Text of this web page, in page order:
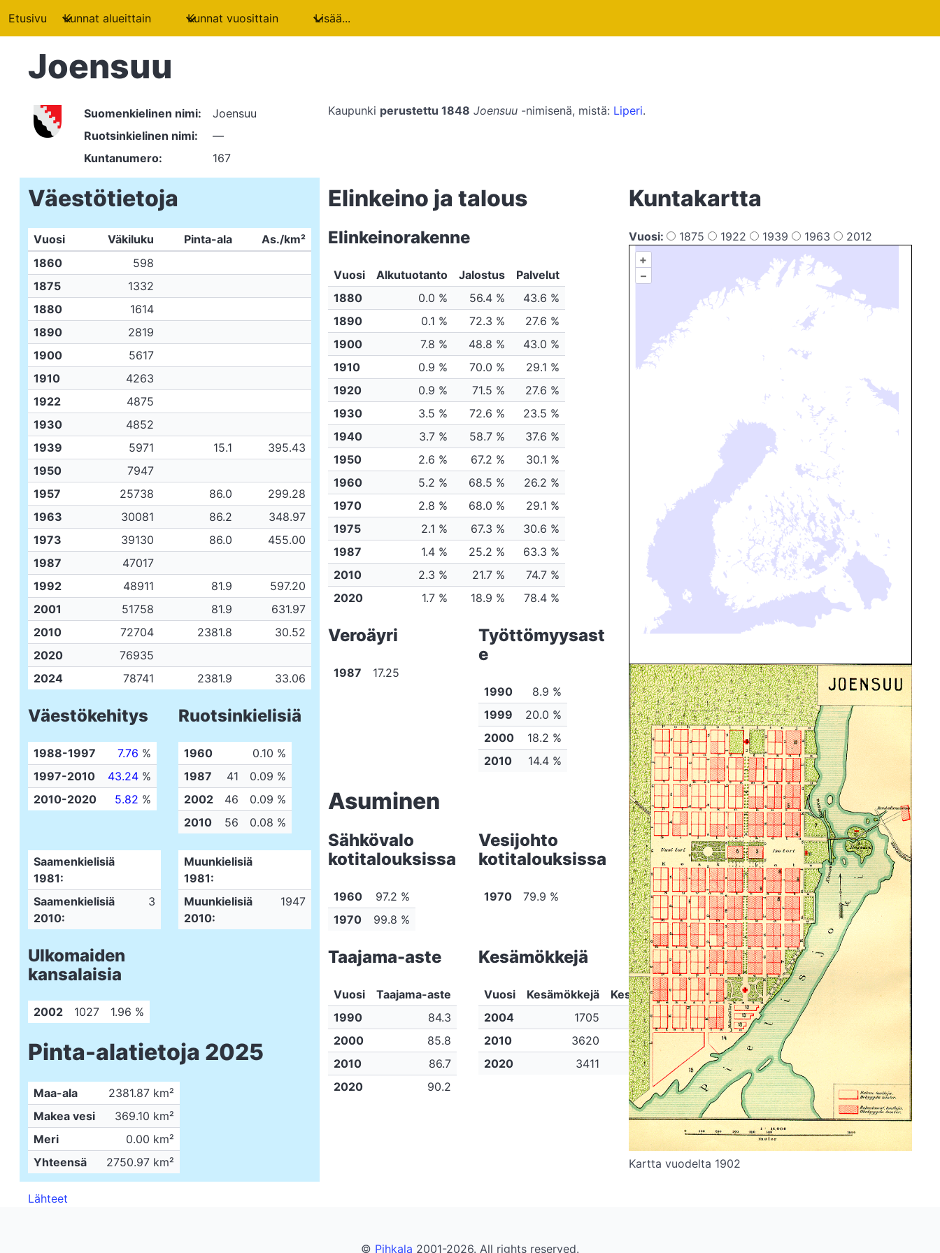
Etusivu Kunnat alueittain Kunnat vuosittain Lisää...
Joensuu
Suomenkielinen nimi:
Joensuu
Ruotsinkielinen nimi:
—
Kuntanumero:
167
Kaupunki perustettu 1848 Joensuu -nimisenä, mistä: Liperi.
Väestötietoja
Vuosi Väkiluku Pinta-ala
As./km²
1860
598
1875
1332
1880
1614
1890
2819
1900
5617
1910
4263
1922
4875
1930
4852
1939
5971 15.1
395.43
1950
7947
1957
25738 86.0
299.28
1963
30081 86.2
348.97
1973
39130 86.0
455.00
1987
47017
1992
48911 81.9
597.20
2001
51758 81.9
631.97
2010
72704 2381.8
30.52
2020
76935
2024
78741 2381.9 33.06
Väestökehitys
1988-1997 7.76 %
1997-2010
43.24 %
2010-2020
5.82 %
Ruotsinkielisiä
1960
0.10 %
1987
41
0.09 %
2002
46
0.09 %
2010
56 0.08 %
Saamenkielisiä
1981:
Saamenkielisiä
2010:
3
Muunkielisiä
1981:
Muunkielisiä
2010:
1947
Ulkomaiden
kansalaisia
2002 1027 1.96 %
Pinta-alatietoja 2025
Maa-ala
2381.87 km²
Makea vesi
369.10 km²
Meri
0.00 km²
Yhteensä
2750.97 km²
Elinkeino ja talous
Elinkeinorakenne
Vuosi Alkutuotanto Jalostus
Palvelut
1880
0.0 % 56.4 %
43.6 %
1890
0.1 % 72.3 %
27.6 %
1900
7.8 % 48.8 %
43.0 %
1910
0.9 % 70.0 %
29.1 %
1920
0.9 % 71.5 %
27.6 %
1930
3.5 % 72.6 %
23.5 %
1940
3.7 % 58.7 %
37.6 %
1950
2.6 % 67.2 %
30.1 %
1960
5.2 % 68.5 %
26.2 %
1970
2.8 % 68.0 %
29.1 %
1975
2.1 % 67.3 %
30.6 %
1987
1.4 % 25.2 %
63.3 %
2010
2.3 % 21.7 %
74.7 %
2020
1.7 % 18.9 % 78.4 %
Veroäyri
1987 17.25
Työttömyysast
e
1990
8.9 %
1999
20.0 %
2000
18.2 %
2010
14.4 %
Asuminen
Sähkövalo
kotitalouksissa
1960
97.2 %
1970
99.8 %
Vesijohto
kotitalouksissa
1970 79.9 %
Taajama-aste
Vuosi
Taajama-aste
1990
84.3
2000
85.8
2010
86.7
2020
90.2
Kesämökkejä
Vuosi Kesämökkejä
Kesäasukkaita
2004
1705
2010
3620
2278
2020
3411 2107
Kuntakartta
Vuosi: 1875 1922 1939 1963
2012
+
–
Kartta vuodelta 1902
Lähteet
© Pihkala 2001-2026. All rights reserved.